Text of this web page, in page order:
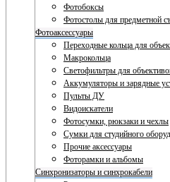
Фотобоксы
Фотостолы для предметной
Фотоаксессуары
Переходные кольца для
Макрокольца
Светофильтры для
Аккумуляторы и зарядные
Пульты ДУ
Видоискатели
Фотосумки, рюкзаки и чехлы
Сумки для студийного
Прочие аксессуары
Фоторамки и альбомы
Синхронизаторы и синхрокабели